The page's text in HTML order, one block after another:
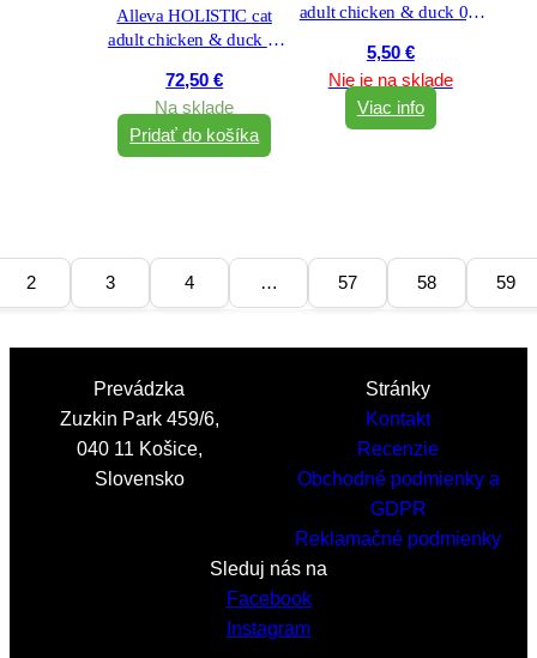
Alleva HOLISTIC cat
adult chicken & duck &
kg
72,50€
Na sklade
Pridať do košíka
adult chicken & duck 0,4
5,50 €
Nie je na sklade
Viac info
2 3 4 … 57 58 59
Prevádzka
Zuzkin Park 459/6,
040 11 Košice,
Slovensko
Stránky
Kontakt
Recenzie
Obchodné podmienky a
GDPR
Reklamačné podmienky
Sleduj nás na
Facebook
Instagram